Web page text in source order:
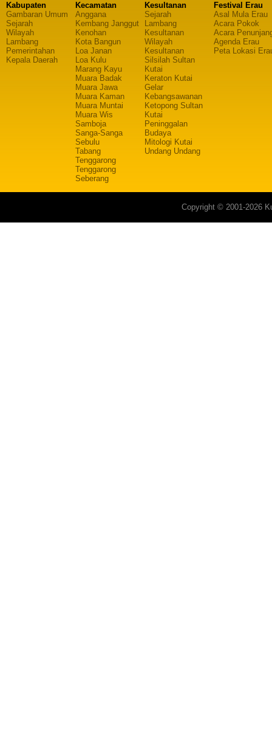
Kabupaten
Gambaran Umum
Sejarah
Wilayah
Lambang
Pemerintahan
Kepala Daerah
Kecamatan
Anggana
Kembang Janggut
Kenohan
Kota Bangun
Loa Janan
Loa Kulu
Marang Kayu
Muara Badak
Muara Jawa
Muara Kaman
Muara Muntai
Muara Wis
Samboja
Sanga-Sanga
Sebulu
Tabang
Tenggarong
Tenggarong
Seberang
Kesultanan
Sejarah
Lambang
Kesultanan
Wilayah
Kesultanan
Silsilah Sultan
Kutai
Keraton Kutai
Gelar
Kebangsawanan
Ketopong Sultan
Kutai
Peninggalan
Budaya
Mitologi Kutai
Undang Undang
Festival Erau
Asal Mula Erau
Acara Pokok
Acara
Agenda Erau
Peta Lokasi
Copyright © 2001-2026